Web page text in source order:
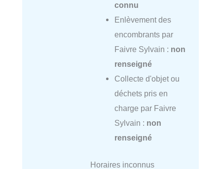
connu
Enlèvement des
encombrants par
Faivre Sylvain : non
renseigné
Collecte d'objet ou
déchets pris en
charge par Faivre
Sylvain : non
renseigné
Horaires inconnus